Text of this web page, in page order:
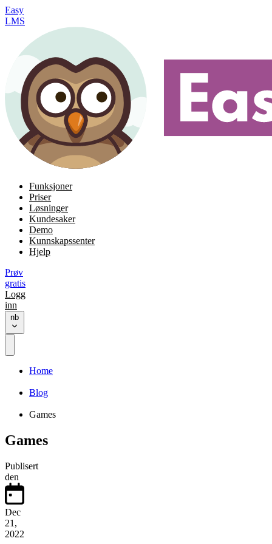
Easy
LMS
Funksjoner
Priser
Løsninger
Kundesaker
Demo
Kunnskapssenter
Hjelp
Prøv
gratis
Logg
inn
nb
Home
Blog
Games
Games
Publisert
den
Dec
21,
2022